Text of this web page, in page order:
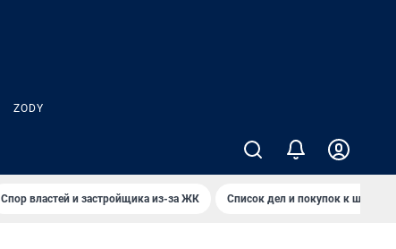
ZODY
Спор властей и застройщика из-за ЖК Список дел и покупок к школе